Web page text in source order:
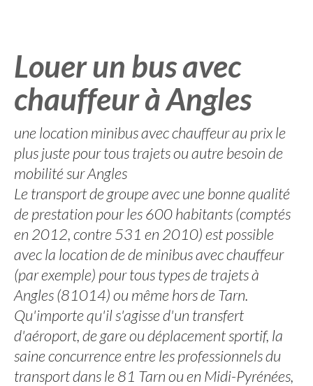
Louer un bus avec
chauffeur à Angles
une location minibus avec chauffeur au prix le
plus juste pour tous trajets ou autre besoin de
mobilité sur Angles
Le transport de groupe avec une bonne qualité
de prestation pour les 600 habitants (comptés
en 2012, contre 531 en 2010) est possible
avec la location de de minibus avec chauffeur
(par exemple) pour tous types de trajets à
Angles (81014) ou même hors de Tarn.
Qu'importe qu'il s'agisse d'un transfert
d'aéroport, de gare ou déplacement sportif, la
saine concurrence entre les professionnels du
transport dans le 81 Tarn ou en Midi-Pyrénées,